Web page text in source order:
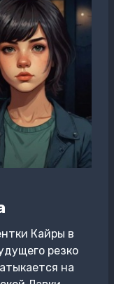
Кайры в
резко
на